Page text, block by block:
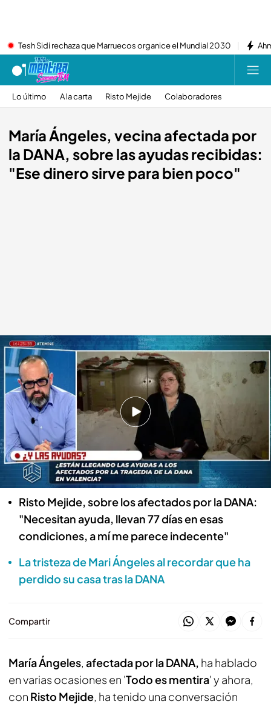
Tesh Sidi rechaza que Marruecos organice el Mundial 2030
Lo último A la carta Risto Mejide Colaboradores
María Ángeles, vecina afectada por
la DANA, sobre las ayudas recibidas:
"Ese dinero sirve para bien poco"
María Ángeles, vecina afectada por la DANA.
Todo es mentira
14 ENE 2025 - 20:09h.
María Ángeles, vecina afectada por la DANA de
Algemesí: "La ayuda está mal planteada,
continúan siendo unos ineptos y no están
preparados para gobernar"
Risto Mejide, sobre los afectados por la DANA:
"Necesitan ayuda, llevan 77 días en esas
condiciones, a mí me parece indecente"
La tristeza de Mari Ángeles al recordar que ha
perdido su casa tras la DANA
Compartir
María Ángeles, afectada por la DANA, ha hablado
en varias ocasiones en 'Todo es mentira' y ahora,
con Risto Mejide, ha tenido una conversación